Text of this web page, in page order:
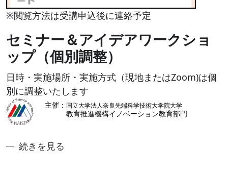
※閲覧方法は受講申込後に連絡予定
セミナー＆アイデアワークショ
ップ（個別調整）
日時・実施場所・実施方式（現地またはZoom)は個
別に調整いたします
奈良先端ジュニアアントレ講座3:デジタル技術に
続きを見る